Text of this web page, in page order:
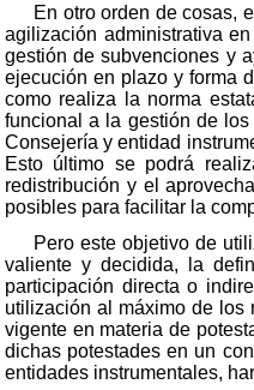
En otro orden de cosas,
agilización administrativa
gestión de subvenciones y
ejecución en plazo y forma
como realiza la norma
funcional a la gestión de
Consejería y entidad
Esto último se podrá
redistribución y el
posibles para facilitar la
Pero este objetivo de
valiente y decidida, la
participación directa o
utilización al máximo de los
vigente en materia de
dichas potestades en un
entidades instrumentales,